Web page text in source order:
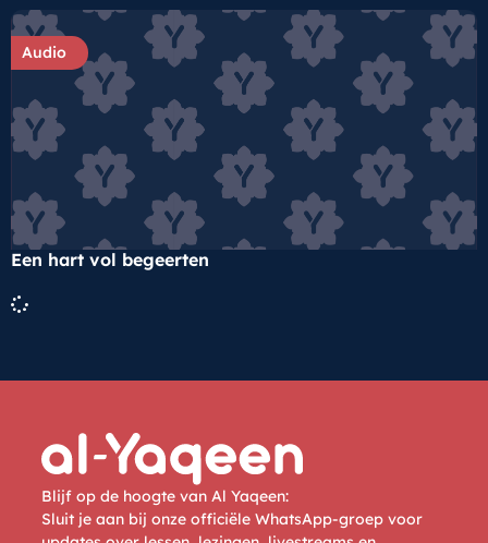
Audio
Een hart vol begeerten
Blijf op de hoogte van Al Yaqeen:
Sluit je aan bij onze officiële WhatsApp-groep voor